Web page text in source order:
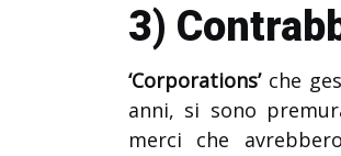
3)
‘Corporations’ che
anni, si sono
merci che